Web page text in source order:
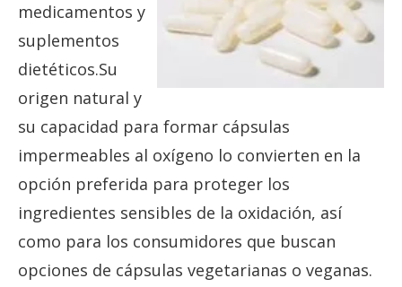
medicamentos y
suplementos
dietéticos.Su
origen natural y
su capacidad para formar cápsulas
impermeables al oxígeno lo convierten en la
opción preferida para proteger los
ingredientes sensibles de la oxidación, así
como para los consumidores que buscan
opciones de cápsulas vegetarianas o veganas.